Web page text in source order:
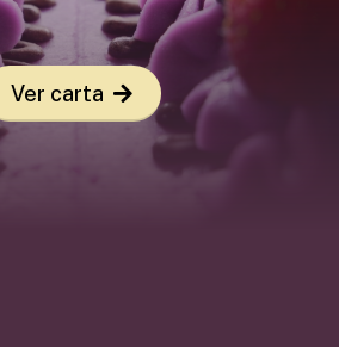
Ver carta